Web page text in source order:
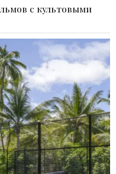
с культовыми